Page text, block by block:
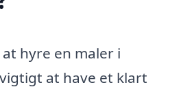
hyre en maler i
at have et klart